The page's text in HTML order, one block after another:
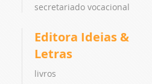
secretariado vocacional
Editora Ideias &
Letras
livros